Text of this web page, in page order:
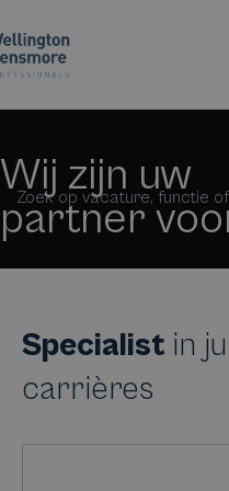
Wij zijn uw
partner
Specialist in
carrières
Zoek op vacature, functie